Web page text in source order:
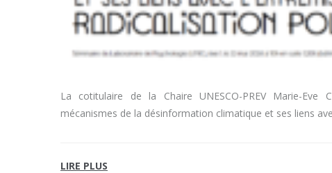
La cotitulaire de la Chaire UNESCO-PREV Marie-Eve
mécanismes de la désinformation climatique et ses liens
LIRE PLUS